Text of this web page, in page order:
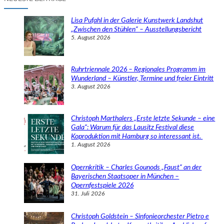
Lisa Pufahl in der Galerie Kunstwerk Landshut
„Zwischen den Stühlen“ – Ausstellungsbericht
5. August 2026
Ruhrtriennale 2026 – Regionales Programm im
Wunderland – Künstler, Termine und freier Eintritt
3. August 2026
Christoph Marthalers „Erste letzte Sekunde – eine
Gala“: Warum für das Lausitz Festival diese
Koproduktion mit Hamburg so interessant ist.
1. August 2026
Opernkritik – Charles Gounods „Faust“ an der
Bayerischen Staatsoper in München –
Opernfestspiele 2026
31. Juli 2026
Christoph Goldstein – Sinfonieorchester Pietro e